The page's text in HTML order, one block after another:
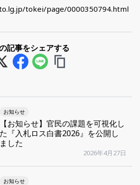
tokei/page/0000350794.html
記事をシェアする
お知らせ
【お知らせ】官民の課題を可視化し
た『入札ロス白書2026』を公開し
ました
2026年4月27日
お知らせ